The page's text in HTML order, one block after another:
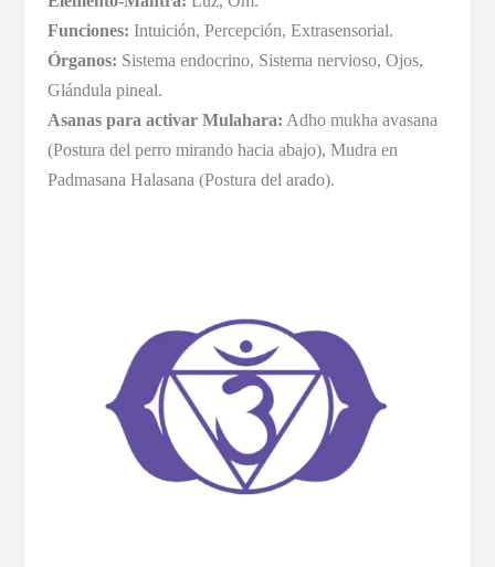
Funciones: Intuición, Percepción, Extrasensorial.
Órganos: Sistema endocrino, Sistema nervioso, Ojos,
Glándula pineal.
Asanas para activar Mulahara: Adho mukha avasana
(Postura del perro mirando hacia abajo), Mudra en
Padmasana Halasana (Postura del arado).